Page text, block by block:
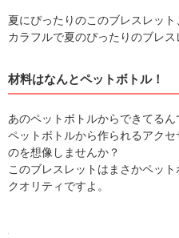
夏にぴったりのこのブレスレット
カラフルで夏のぴったりのブレ
材料はなんとペットボトル！
あのペットボトルからできてるん
ペットボトルから作られるアク
のを想像しませんか？
このブレスレットはまさかペッ
クオリティですよ。